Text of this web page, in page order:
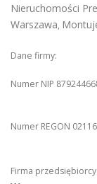
Nieruchomości
Warszawa,
Dane firmy:
Numer NIP
Numer REGON
Firma